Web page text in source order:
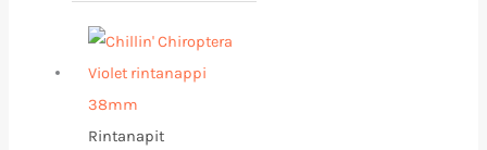
Rintanapit